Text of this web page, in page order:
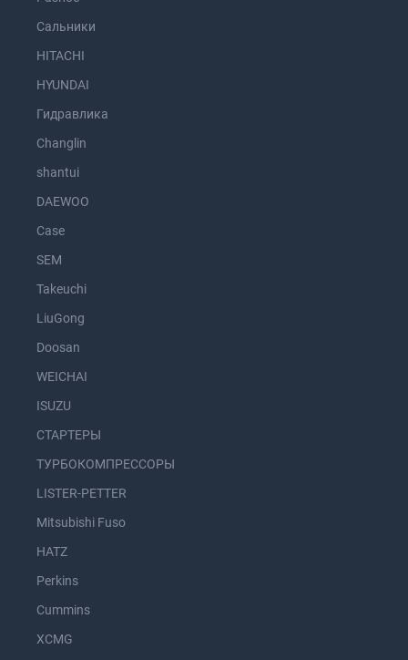
Сальники
HITACHI
HYUNDAI
Гидравлика
Changlin
shantui
DAEWOO
Case
SEM
Takeuchi
LiuGong
Doosan
WEICHAI
ISUZU
СТАРТЕРЫ
ТУРБОКОМПРЕССОРЫ
LISTER-PETTER
Mitsubishi Fuso
HATZ
Perkins
Cummins
XCMG